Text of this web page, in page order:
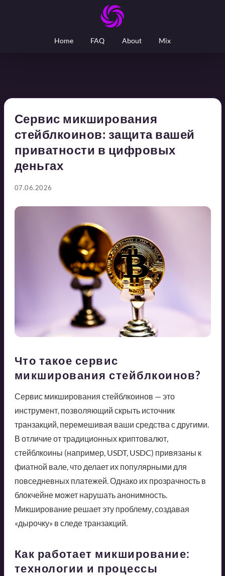
Home FAQ About Mix
Сервис микширования
стейблкоинов: защита вашей
приватности в цифровых
деньгах
07.06.2026
Что такое сервис
микширования стейблкоинов?
Сервис микширования стейблкоинов — это
инструмент, позволяющий скрыть источник
транзакций, перемешивая ваши средства с другими.
В отличие от традиционных криптовалют,
стейблкоины (например, USDT, USDC) привязаны к
фиатной вале, что делает их популярными для
повседневных платежей. Однако их прозрачность в
блокчейне может нарушать анонимность.
Микширование решает эту проблему, создавая
«дырочку» в следе транзакций.
Как работает микширование:
технологии и процессы